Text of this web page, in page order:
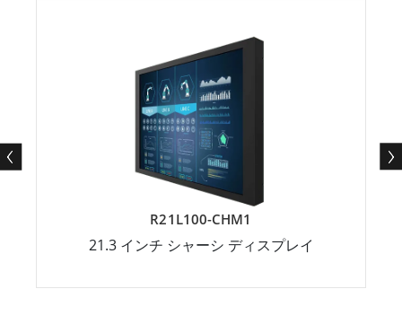
R21L100-CHM1
21.3 インチ シャーシ ディスプレイ